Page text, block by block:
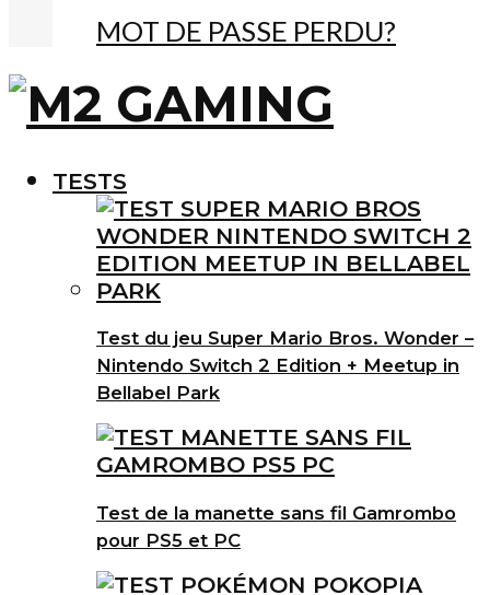
MOT DE PASSE PERDU?
TESTS
Test du jeu Super Mario Bros. Wonder –
Nintendo Switch 2 Edition + Meetup in
Bellabel Park
Test de la manette sans fil Gamrombo
pour PS5 et PC